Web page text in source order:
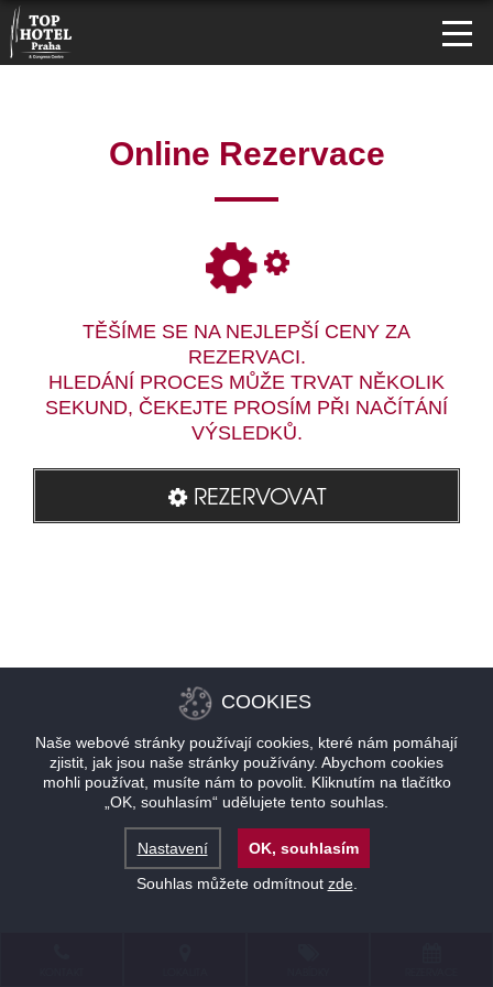
Online Rezervace
TĚŠÍME SE NA NEJLEPŠÍ CENY ZA
REZERVACI.
HLEDÁNÍ PROCES MŮŽE TRVAT NĚKOLIK
SEKUND, ČEKEJTE PROSÍM PŘI NAČÍTÁNÍ
VÝSLEDKŮ.
REZERVOVAT
COOKIES
Naše webové stránky používají cookies, které nám pomáhají
zjistit, jak jsou naše stránky používány. Abychom cookies
mohli používat, musíte nám to povolit. Kliknutím na tlačítko
„OK, souhlasím“ udělujete tento souhlas.
Nastavení
OK, souhlasím
Souhlas můžete odmítnout zde.